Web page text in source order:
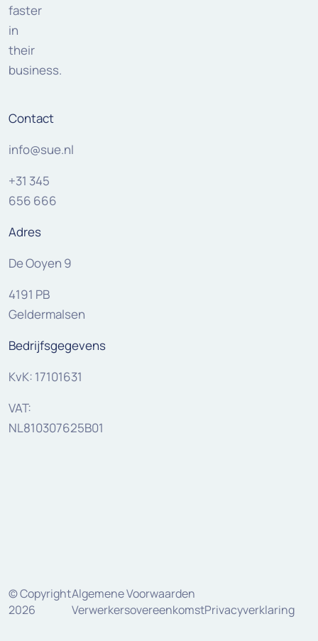
faster
in
their
business.
Contact
info@sue.nl
+31 345
656 666
Adres
De Ooyen 9
4191 PB
Geldermalsen
Bedrijfsgegevens
KvK: 17101631
VAT:
NL810307625B01
© Copyright
2026
Algemene Voorwaarden
VerwerkersovereenkomstPrivacyverklaring